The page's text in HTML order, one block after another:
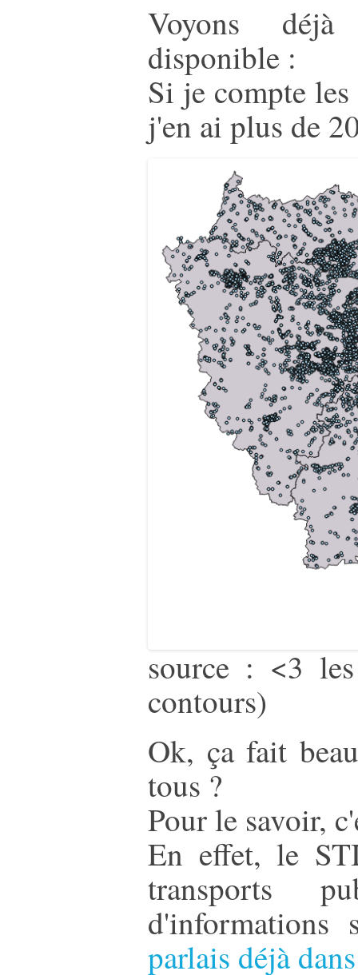
Voyons
disponible :
Si je compte
j'en ai plus de
source : <3
contours)
Ok, ça fait
tous ?
Pour le savoir,
En effet, le
transports
parlais déjà